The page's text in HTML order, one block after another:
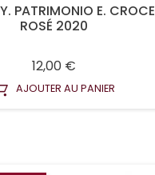
PATRIMONIO E. CROCE
ROSÉ 2020
12,00 €Prix
AJOUTER AU PANIER